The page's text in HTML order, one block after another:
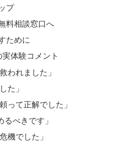
プ
料相談窓口へ
ために
体験コメント
われました」
た」
って正解でした」
べきです」
機でした」